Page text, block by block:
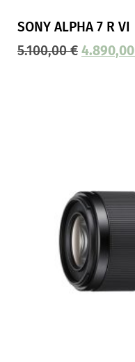
SONY ALPHA 7 R VI
5.100,00€ 4.890,00